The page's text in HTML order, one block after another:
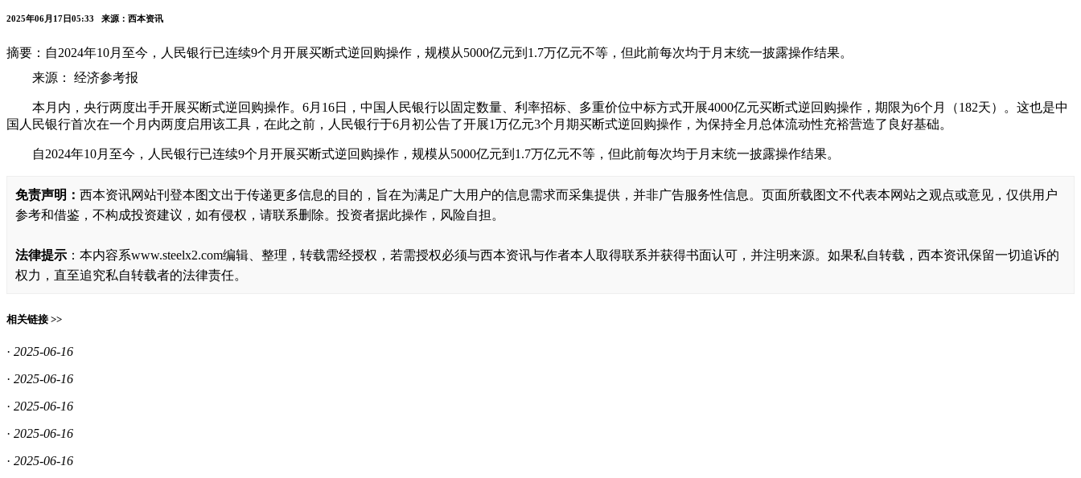
2025年06月17日05:33 来源：西本资讯
摘要：自2024年10月至今，人民银行已连续9个月开展买断式逆回购操作，规模从5000亿元到1.7万亿元不等，但此前每次均于月末统一披露操作结果。
来源： 经济参考报
本月内，央行两度出手开展买断式逆回购操作。6月16日，中国人民银行以固定数量、利率招标、多重价位中标方式开展4000亿元买断式逆回购操作，期限为6个月（182天）。这也是中
国人民银行首次在一个月内两度启用该工具，在此之前，人民银行于6月初公告了开展1万亿元3个月期买断式逆回购操作，为保持全月总体流动性充裕营造了良好基础。
自2024年10月至今，人民银行已连续9个月开展买断式逆回购操作，规模从5000亿元到1.7万亿元不等，但此前每次均于月末统一披露操作结果。
免责声明： 西本资讯网站刊登本图文出于传递更多信息的目的，旨在为满足广大用户的信息需求而采集提供，并非广告服务性信息。页面所载图文不代表本网站之观点或意见，仅供用户
参考和借鉴，不构成投资建议，如有侵权，请联系删除。投资者据此操作，风险自担。
法律提示 ：本内容系www.steelx2.com编辑、整理，转载需经授权，若需授权必须与西本资讯与作者本人取得联系并获得书面认可，并注明来源。如果私自转载，西本资讯保留一切追诉的
权力，直至追究私自转载者的法律责任。
相关链接 >>
· 2025-06-16
· 2025-06-16
· 2025-06-16
· 2025-06-16
· 2025-06-16